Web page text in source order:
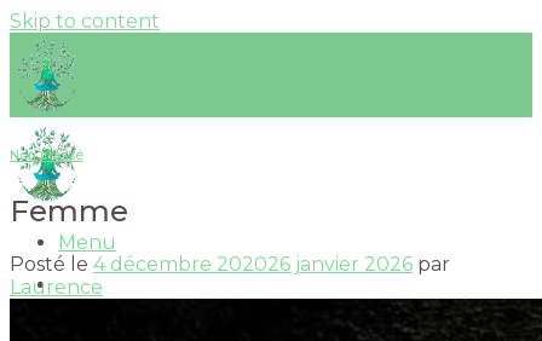
Skip to content
Menu
Accueil
Non classé
Femme
Posté le 4 décembre 202026 janvier 2026 par
Laurence